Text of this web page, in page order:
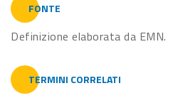
FONTE
Definizione elaborata da EMN.
TERMINI CORRELATI